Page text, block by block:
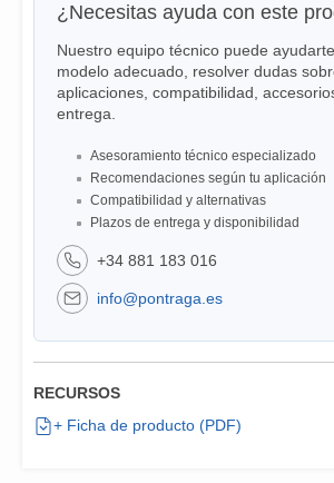
¿Necesitas ayuda con este
Nuestro equipo técnico puede
modelo adecuado, resolver dudas
aplicaciones, compatibilidad,
entrega.
Asesoramiento técnico especializado
Recomendaciones según tu aplicación
Compatibilidad y alternativas
Plazos de entrega y disponibilidad
+34 881 183 016
info@pontraga.es
RECURSOS
+ Ficha de producto (PDF)